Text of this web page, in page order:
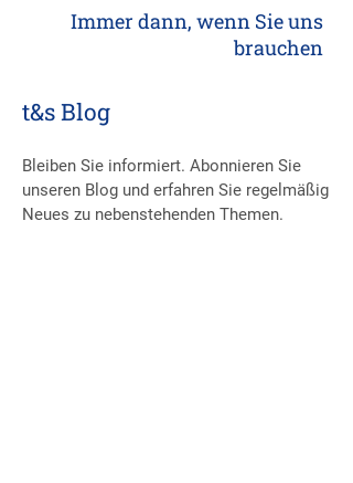
Immer dann, wenn Sie uns
brauchen
t&s Blog
Bleiben Sie informiert. Abonnieren Sie
unseren Blog und erfahren Sie regelmäßig
Neues zu nebenstehenden Themen.